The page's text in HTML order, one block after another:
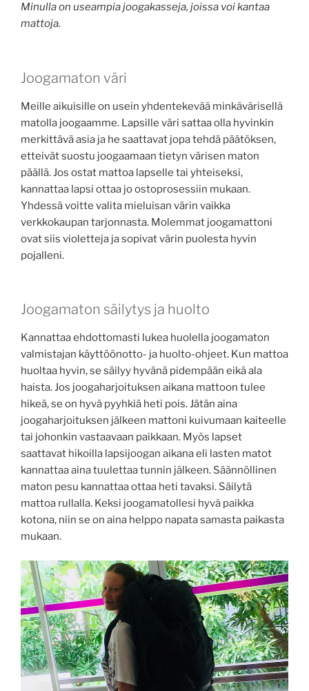
Minulla on useampia joogakasseja, joissa voi kantaa
mattoja.
Joogamaton väri
Meille aikuisille on usein yhdentekevää minkävärisellä
matolla joogaamme. Lapsille väri sattaa olla hyvinkin
merkittävä asia ja he saattavat jopa tehdä päätöksen,
etteivät suostu joogaamaan tietyn värisen maton
päällä. Jos ostat mattoa lapselle tai yhteiseksi,
kannattaa lapsi ottaa jo ostoprosessiin mukaan.
Yhdessä voitte valita mieluisan värin vaikka
verkkokaupan tarjonnasta. Molemmat joogamattoni
ovat siis violetteja ja sopivat värin puolesta hyvin
pojalleni.
Joogamaton säilytys ja huolto
Kannattaa ehdottomasti lukea huolella joogamaton
valmistajan käyttöönotto- ja huolto-ohjeet. Kun mattoa
huoltaa hyvin, se säilyy hyvänä pidempään eikä ala
haista. Jos joogaharjoituksen aikana mattoon tulee
hikeä, se on hyvä pyyhkiä heti pois. Jätän aina
joogaharjoituksen jälkeen mattoni kuivumaan kaiteelle
tai johonkin vastaavaan paikkaan. Myös lapset
saattavat hikoilla lapsijoogan aikana eli lasten matot
kannattaa aina tuulettaa tunnin jälkeen. Säännöllinen
maton pesu kannattaa ottaa heti tavaksi. Säilytä
mattoa rullalla. Keksi joogamatollesi hyvä paikka
kotona, niin se on aina helppo napata samasta paikasta
mukaan.